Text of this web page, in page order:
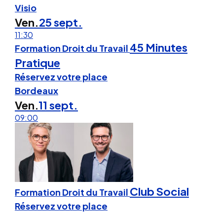
Visio
Ven.25 sept.
11:30
Formation Droit du Travail 45 Minutes
Pratique
Réservez votre place
Bordeaux
Ven.11 sept.
09:00
Formation Droit du Travail Club Social
Réservez votre place